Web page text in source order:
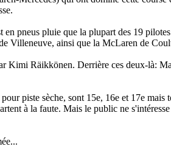
pneus pluie que la plupart des 19
ainsi que la McLaren de
Kimi Räikkönen. Derrière ces deux-là:
piste sèche, sont 15e, 16e et 17e mais
à la faute. Mais le public ne